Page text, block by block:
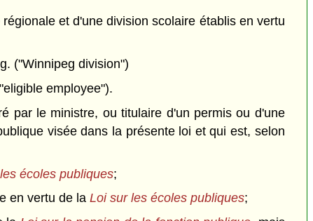
et d'une division scolaire établis en vertu
("Winnipeg division")
employee").
par le ministre, ou titulaire d'un permis ou d'une
visée dans la présente loi et qui est, selon
écoles publiques;
en vertu de la Loi sur les écoles publiques;